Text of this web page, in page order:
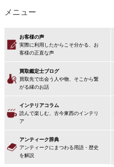
メニュー
お客様の声
実際に利用したからこそ分かる、お
客様の正直な声
買取鑑定士ブログ
買取先で出会う人や物、そこから繋
がる縁のお話
インテリアコラム
読んで楽しむ、古今東西のインテリ
ア
アンティーク辞典
アンティークにまつわる用語・歴史
を解説